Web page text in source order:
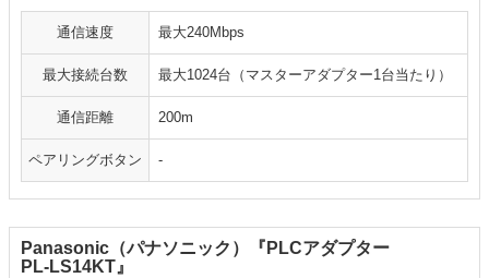
通信速度 最大240Mbps
最大接続台数 最大1024台（マスターアダプター1台当たり）
通信距離 200m
ペアリングボタン -
Panasonic（パナソニック）『PLCアダプター
PL-LS14KT』